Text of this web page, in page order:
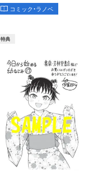
コミック・ラノベ
特典